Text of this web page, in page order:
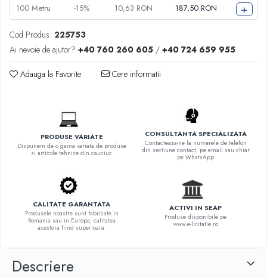
100 Metru -15% 10,63 RON 187,50 RON +
Cod Produs: 225753
Ai nevoie de ajutor? +40 760 260 605 / +40 724 659 955
Adauga la Favorite Cere informatii
PRODUSE VARIATE
Dispunem de o gama variata de produse
si articole tehnice din cauciuc
CONSULTANTA SPECIALIZATA
Contacteaza-ne la numerele de telefon
din sectiune contact, pe email sau chiar
pe WhatsApp
CALITATE GARANTATA
Produsele noastre sunt fabricate in
Romania sau in Europa, calitatea
acestora fiind superioara.
ACTIVI IN SEAP
Produse disponibile pe
www.e-licitatie.ro
Descriere